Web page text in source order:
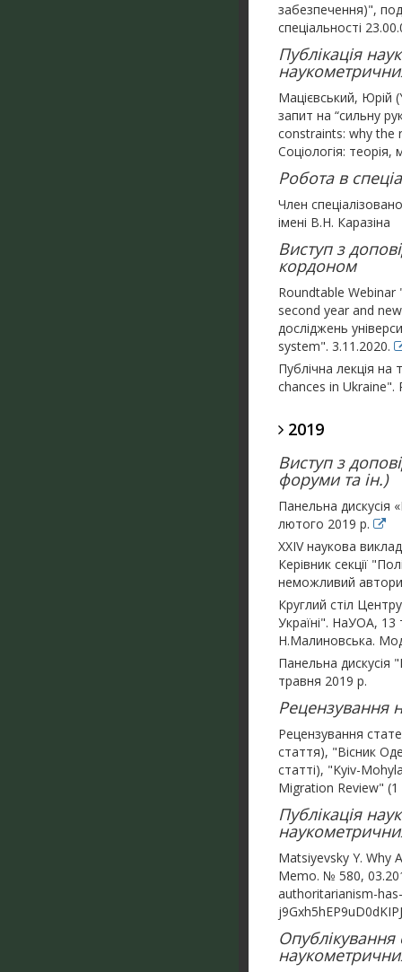
забезпечення)",
спеціальності
Публікація
Мацієвський, Юрій
запит на “сильну
constraints: why the
Соціологія:
Робота в
Член
імені В.Н. Каразіна
Виступ з
кордоном
Roundtable Webinar
second year and
досліджень
system". 3.11.2020.
Публічна лекція
chances in
2019
Виступ з
форуми та ін.)
Панельна дискусія
лютого 2019 р.
ХХІV наукова
Керівник секції
неможливий
Круглий стіл
Україні". НаУОА,
Н.Малиновська.
Панельна дискусія
травня 2019 р.
Рецензування
Рецензування
стаття), "Вісник
статті), "Kyiv-
Migration Review" (1
Публікація
Matsiyevsky Y. Why
Memo. № 580,
authoritarianism-
Опублікування